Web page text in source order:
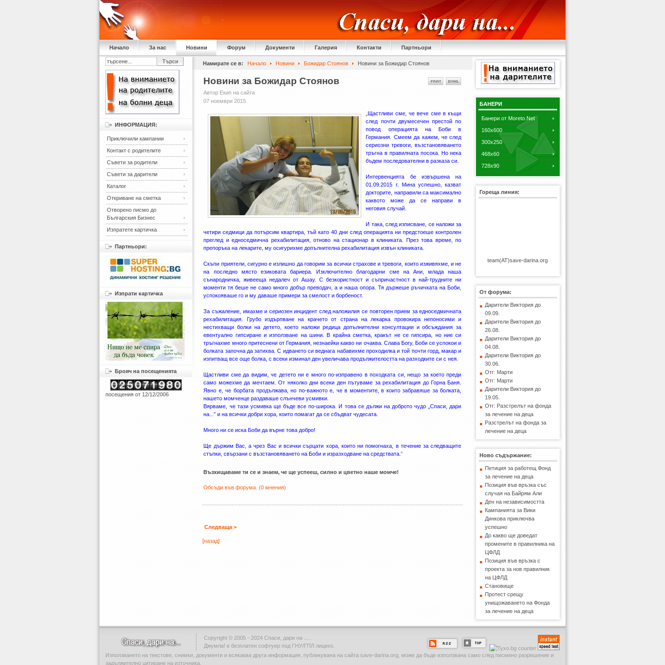
Начало За нас Новини Форум Документи Галерия Контакти Партньори
Намирате се в: Начало Новини Божидар Стоянов Новини за Божидар Стоянов
Новини за Божидар Стоянов
Автор Екип на сайта
07 ноември 2015
„Щастливи сме, че вече сме в къщи
след почти двумесечен престой по
повод операцията на Боби в
Германия. Смеем да кажем, че след
сериозни тревоги, възстановяването
тръгна в правилната посока. Но нека
бъдем последователни в разказа си.
Интервенцията бе извършена на
01.09.2015 г. Мина успешно, казват
докторите, направили са максимално
каквото може да се направи в
неговия случай.
И така, след изписване, се наложи за
четири седмици да потърсим квартира, тъй като 40 дни след операцията ни предстоеше контролен
преглед и едноседмична рехабилитация, отново на стационар в клиниката. През това време, по
препоръка на лекарите, му осигурихме допълнителна рехабилитация извън клиниката.
Скъпи приятели, сигурно е излишно да говорим за всички страхове и тревоги, които изживяхме, и не
на последно място езиковата бариера. Изключително благодарни сме на Ани, млада наша
сънародничка, живееща недалеч от Ашау. С безкористност и съпричастност в най-трудните ни
моменти тя беше не само много добър преводач, а и наша опора. Тя държеше ръчичката на Боби,
успокояваше го и му даваше примери за смелост и борбеност.
За съжаление, имахме и сериозен инцидент след наложилия се повторен прием за едноседмичната
рехабилитация. Грубо издърпване на крачето от страна на лекарка провокира непоносими и
нестихващи болки на детето, което наложи редица допълнителни консултации и обсъждания за
евентуално гипсиране и използване на шини. В крайна сметка, кракът не се гипсира, но ние си
тръгнахме много притеснени от Германия, незнаейки какво ни очаква. Слава Богу, Боби се успокои и
болката започна да затихва. С идването си веднага набавихме проходилка и той почти горд, макар и
изпитващ все още болка, с всеки изминал ден увеличава продължителостта на разходките си с нея.
Щастливи сме да видим, че детето ни е много по-изправено в походката си, нещо за което преди
само можехме да мечтаем. От няколко дни всеки ден пътуваме за рехабилитация до Горна Баня.
Явно е, че борбата продължава, но по-важното е, че в моментите, в които забравяше за болката,
нашето момченце раздаваше слънчеви усмивки.
Вярваме, че тази усмивка ще бъде все по-широка. И това се дължи на доброто чудо „Спаси, дари
на...” и на всички добри хора, които помагат да се сбъдват чудесата.
Много ни се иска Боби да върне това добро!
Ще държим Вас, а чрез Вас и всички сърцати хора, които ни помогнаха, в течение за следващите
стъпки, свързани с възстановяването на Боби и изразходване на средствата.”
Възхищаваме ти се и знаем, че ще успееш, силно и цветно наше момче!
Обсъди във форума. (0 мнения)
Следваща >
[назад]
БАНЕРИ
Банери от Moreto.Net
160x600
300x250
468x60
728x90
Гореща линия:
team(AT)save-darina.org
От форума:
Дарители Виктория до
09.09.
Дарители Виктория до
26.08.
Дарители Виктория до
04.08.
Дарители Виктория до
30.06.
Отг: Марти
Отг: Марти
Дарители Виктория до
19.05.
Отг: Разстрелът на фонда
за лечение на деца
Разстрелът на фонда за
лечение на деца
Ново съдържание:
Петиция за работещ Фонд
за лечение на деца
Позиция във връзка със
случая на Байрям Али
Ден на независимостта
Кампанията за Вики
Динкова приключва
успешно
До какво ще доведат
промените в правилника на
ЦФЛД
Позиция във връзка с
проекта за нов правилник
на ЦФЛД
Становище
Протест срещу
унищожаването на Фонда
за лечение на деца
ИНФОРМАЦИЯ:
Приключили кампании
Контакт с родителите
Съвети за родители
Съвети за дарители
Каталог
Откриване на сметка
Отворено писмо до
Българския Бизнес
Изпратете картичка
Партньори:
Изпрати картичка
Брояч на посещенията
посещения от 12/12/2006
Copyright © 2005 - 2024 Спаси, дари на .....
Джумла! е безплатен софтуер под ГНУ/ГПЛ лиценз.
Използването на текстове, снимки, документи и всякаква друга информация, публикувана на сайта save-darina.org, може да бъде използвана само след писмено разрешение и
задължително цитиране на източника.